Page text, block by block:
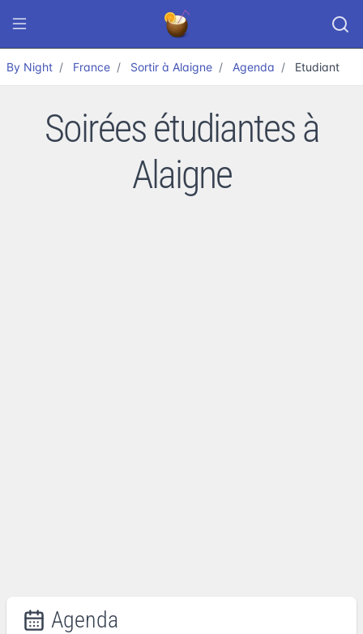
By Night France Sortir à Alaigne Agenda Etudiant
Soirées étudiantes à
Alaigne
Agenda